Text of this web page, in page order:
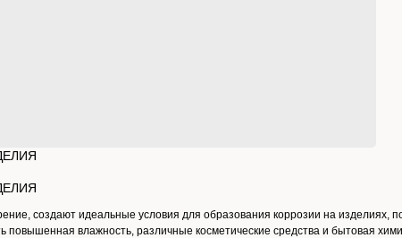
создают идеальные условия для образования коррозии на
повышенная влажность, различные косметические средства и бытовая